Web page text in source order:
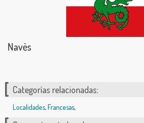
Navès
Categorías relacionadas:
Localidades, Francesas,